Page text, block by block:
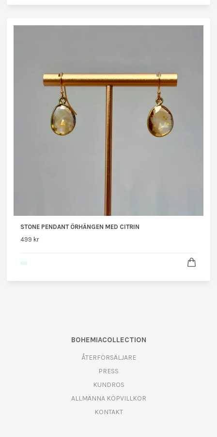
STONE PENDANT ÖRHÄNGEN MED CITRIN
499 kr
BOHEMIACOLLECTION
ÅTERFÖRSÄLJARE
PRESS
KUNDROS
ALLMÄNNA KÖPVILLKOR
KONTAKT